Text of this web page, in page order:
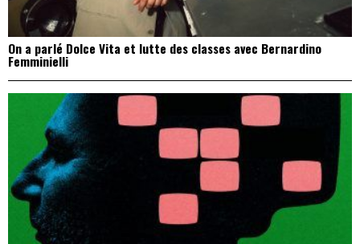
On a parlé Dolce Vita et lutte des classes avec Bernardino
Femminielli